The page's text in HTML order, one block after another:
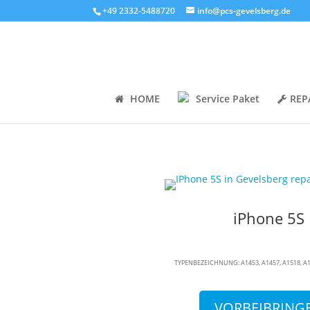
+49 2332-5488720 info@pcs-gevelsberg.de
HOME Service Paket
iPhone 5S
TYPENBEZEICHNUNG: A1453, A1457, A1518,